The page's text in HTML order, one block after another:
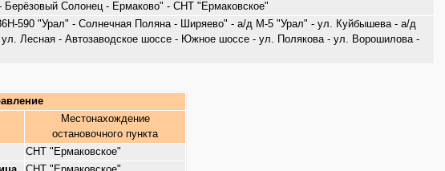
Солонец - Ермаково" - СНТ "Ермаковское"
590 "Урал" - Солнечная Поляна - Ширяево" - а/д М-5 "Урал" - ул. Куйбышева - а/д
Лесная - Автозаводское шоссе - Южное шоссе - ул. Полякова - ул. Ворошилова -
Местонахождение
остановочного пункта
СНТ "Ермаковское"